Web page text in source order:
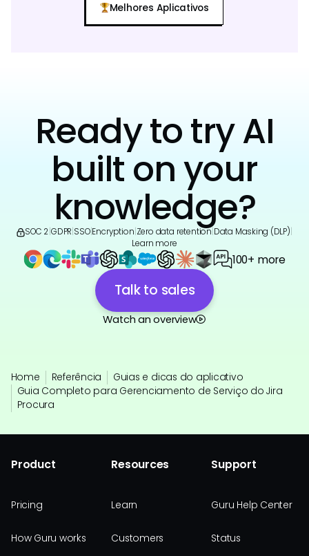
Melhores Aplicativos
Ready to try AI
built on your
knowledge?
SOC 2 GDPR SSO|Encryption Zero data retention Data Masking (DLP)
Learn more
100+ more
Talk to sales
Watch an overview
Home Referência
Guias e dicas do aplicativo
Guia Completo para Gerenciamento de Serviço do Jira
Procura
Product
Pricing
How Guru works
Resources
Learn
Customers
Support
Guru Help Center
Status